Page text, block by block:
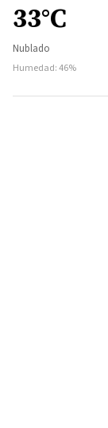
33°C
Nublado
Humedad: 46%